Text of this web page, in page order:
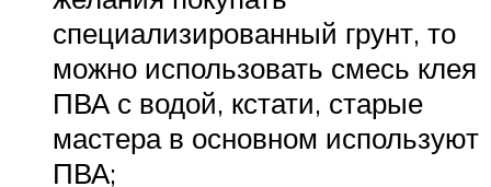
специализированный грунт, то
можно использовать смесь клея
ПВА с водой, кстати, старые
мастера в основном используют
ПВА;